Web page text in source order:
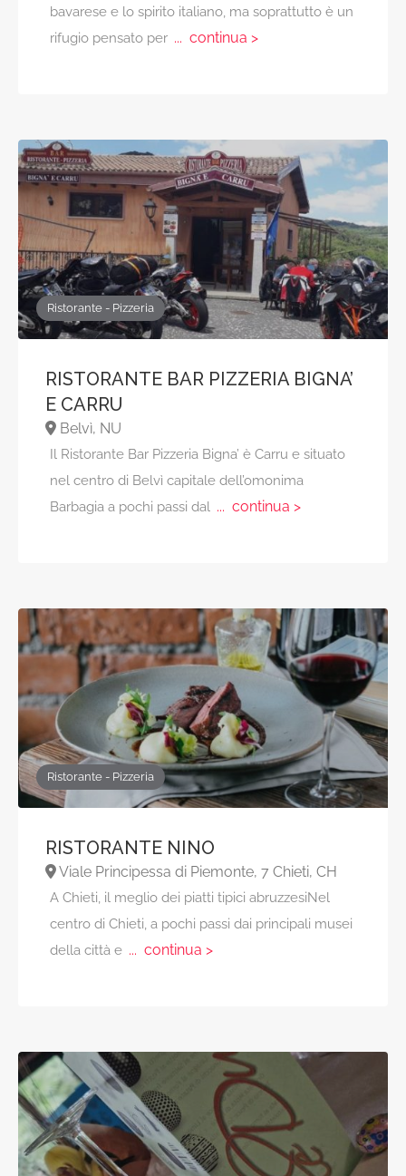
bavarese e lo spirito italiano, ma soprattutto è un
rifugio pensato per... continua >
Ristorante - Pizzeria
RISTORANTE BAR PIZZERIA BIGNA’
E CARRU
Belvì, NU
Il Ristorante Bar Pizzeria Bigna’ è Carru e situato
nel centro di Belvì capitale dell’omonima
Barbagia a pochi passi dal... continua >
Ristorante - Pizzeria
RISTORANTE NINO
Viale Principessa di Piemonte, 7 Chieti, CH
A Chieti, il meglio dei piatti tipici abruzzesiNel
centro di Chieti, a pochi passi dai principali musei
della città e... continua >